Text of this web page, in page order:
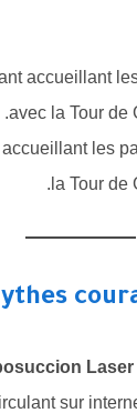
accueillant les
la Tour
Mythes
circulant sur